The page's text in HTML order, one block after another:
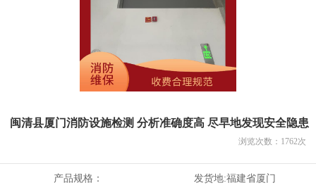
闽清县厦门消防设施检测 分析准确度高 尽早地发现安全隐患
浏览次数： 1762次
产品规格： 发货地:福建省厦门